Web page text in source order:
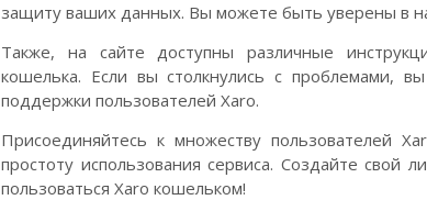
защиту ваших данных. Вы можете быть уверены в
Также, на сайте доступны различные
кошелька. Если вы столкнулись с проблемами,
поддержки пользователей Xaro.
Присоединяйтесь к множеству пользователей
простоту использования сервиса. Создайте свой
пользоваться Xaro кошельком!